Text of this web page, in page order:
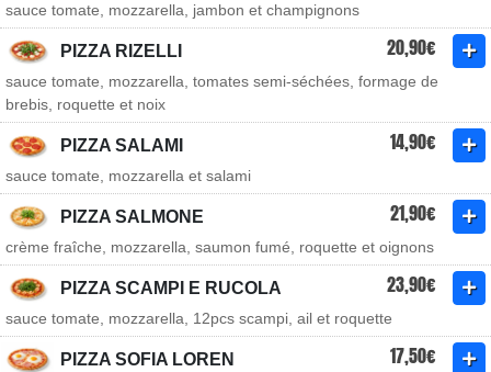
sauce tomate, mozzarella, jambon et champignons
PIZZA RIZELLI 20,90€
sauce tomate, mozzarella, tomates semi-séchées, formage de
brebis, roquette et noix
PIZZA SALAMI 14,90€
sauce tomate, mozzarella et salami
PIZZA SALMONE 21,90€
crème fraîche, mozzarella, saumon fumé, roquette et oignons
PIZZA SCAMPI E RUCOLA 23,90€
sauce tomate, mozzarella, 12pcs scampi, ail et roquette
PIZZA SOFIA LOREN 17,50€